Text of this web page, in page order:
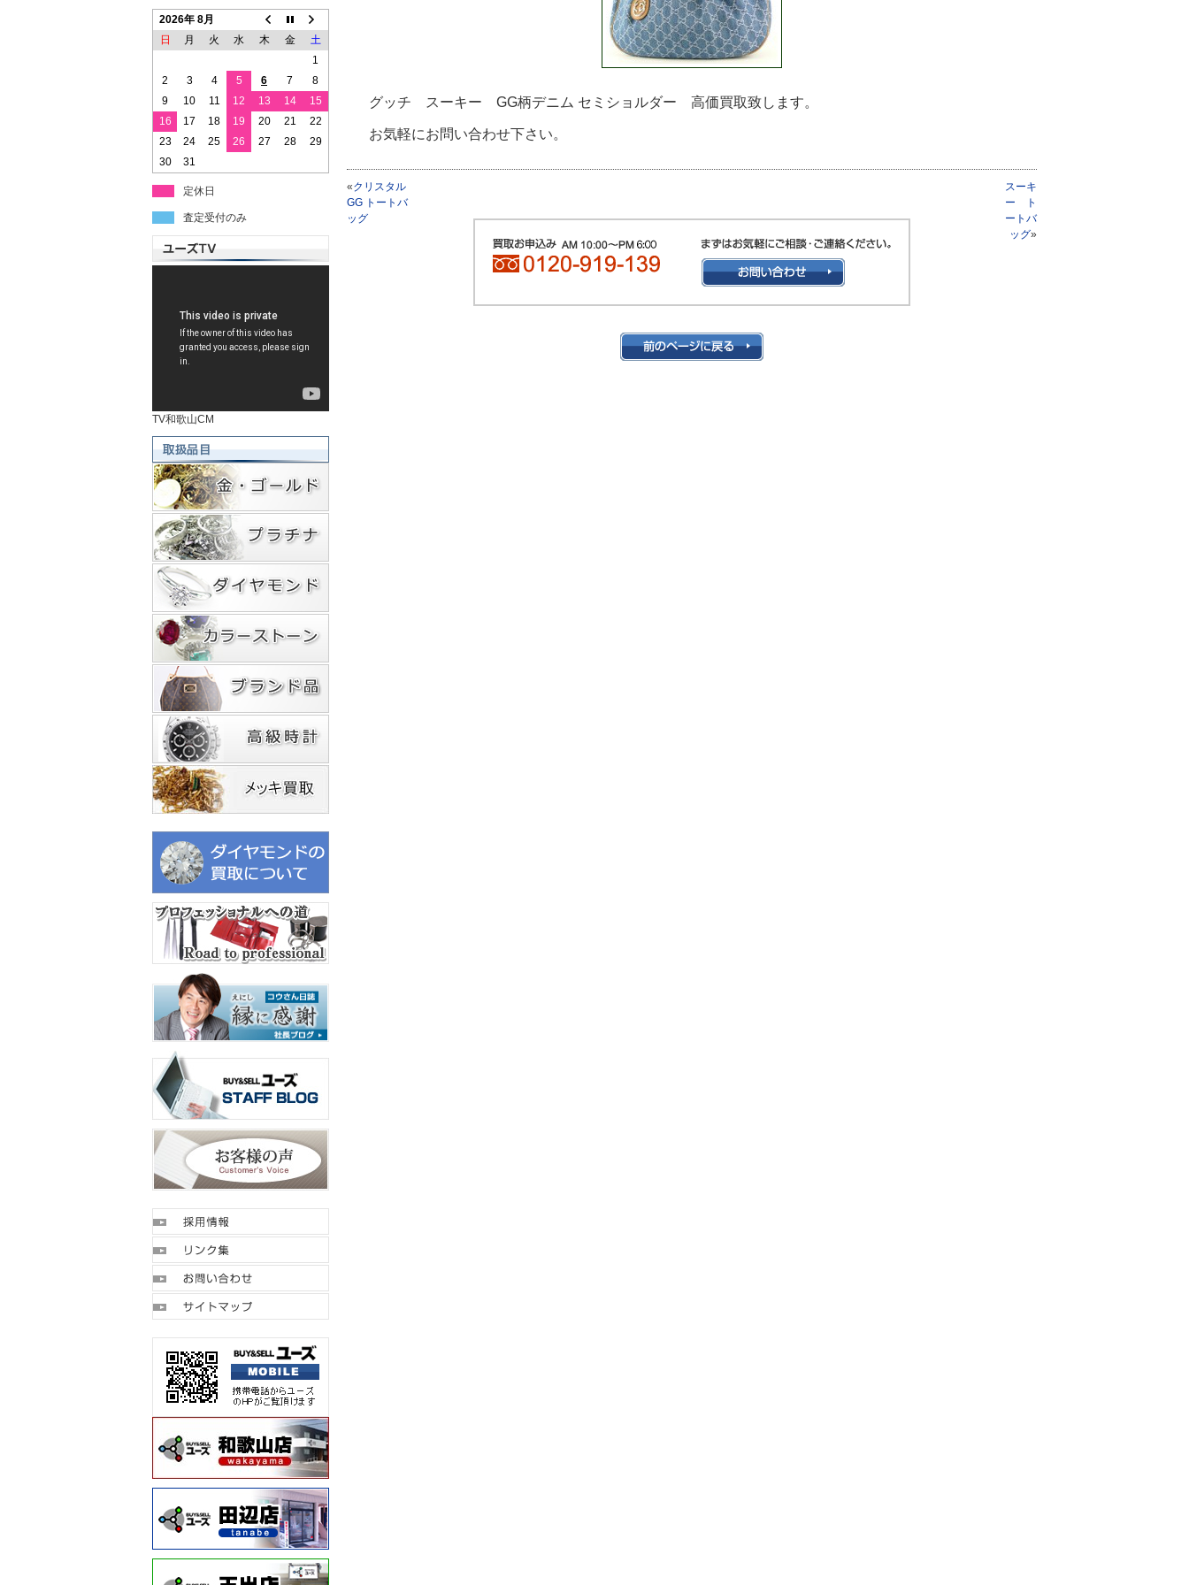
グッチ スーキー GG柄デニム セミショルダー 高価買取致します。
お気軽にお問い合わせ下さい。
«クリスタル
GG トートバ
ッグ
スーキ
ー ト
ートバ
ッグ»
2026年 8月
日
月 火 水 木 金
土
1
2
3 4 5 6 7
8
9
10 11 12 13 14
15
16
17 18 19 20 21
22
23
24 25 26 27 28
29
30
31
定休日
査定受付のみ
TV和歌山CM